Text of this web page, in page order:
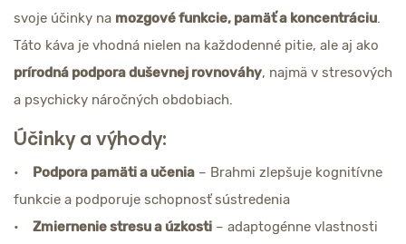
svoje účinky na mozgové funkcie, pamäť a koncentráciu.
Táto káva je vhodná nielen na každodenné pitie, ale aj ako
prírodná podpora duševnej rovnováhy, najmä v stresových
a psychicky náročných obdobiach.
Účinky a výhody:
• Podpora pamäti a učenia – Brahmi zlepšuje kognitívne
funkcie a podporuje schopnosť sústredenia
• Zmiernenie stresu a úzkosti – adaptogénne vlastnosti